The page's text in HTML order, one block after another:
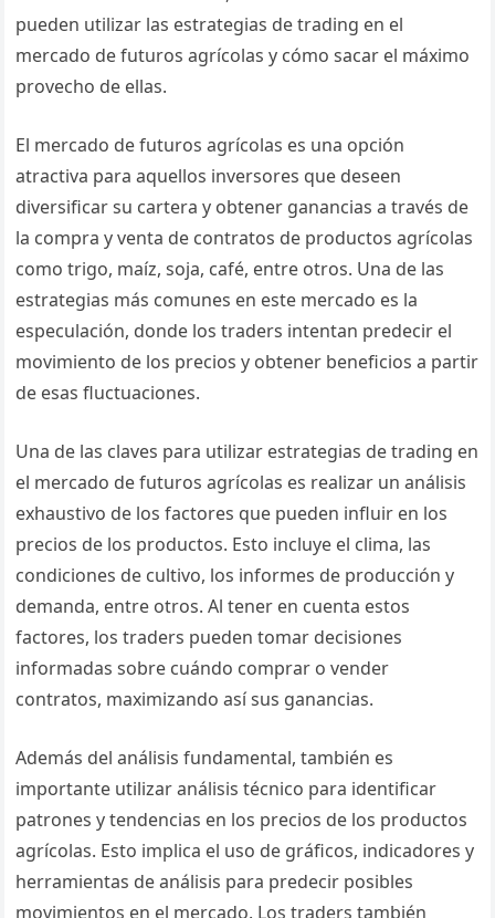
pueden utilizar las estrategias de trading en el
mercado de futuros agrícolas y cómo sacar el máximo
provecho de ellas.
El mercado de futuros agrícolas es una opción
atractiva para aquellos inversores que deseen
diversificar su cartera y obtener ganancias a través de
la compra y venta de contratos de productos agrícolas
como trigo, maíz, soja, café, entre otros. Una de las
estrategias más comunes en este mercado es la
especulación, donde los traders intentan predecir el
movimiento de los precios y obtener beneficios a partir
de esas fluctuaciones.
Una de las claves para utilizar estrategias de trading en
el mercado de futuros agrícolas es realizar un análisis
exhaustivo de los factores que pueden influir en los
precios de los productos. Esto incluye el clima, las
condiciones de cultivo, los informes de producción y
demanda, entre otros. Al tener en cuenta estos
factores, los traders pueden tomar decisiones
informadas sobre cuándo comprar o vender
contratos, maximizando así sus ganancias.
Además del análisis fundamental, también es
importante utilizar análisis técnico para identificar
patrones y tendencias en los precios de los productos
agrícolas. Esto implica el uso de gráficos, indicadores y
herramientas de análisis para predecir posibles
movimientos en el mercado. Los traders también